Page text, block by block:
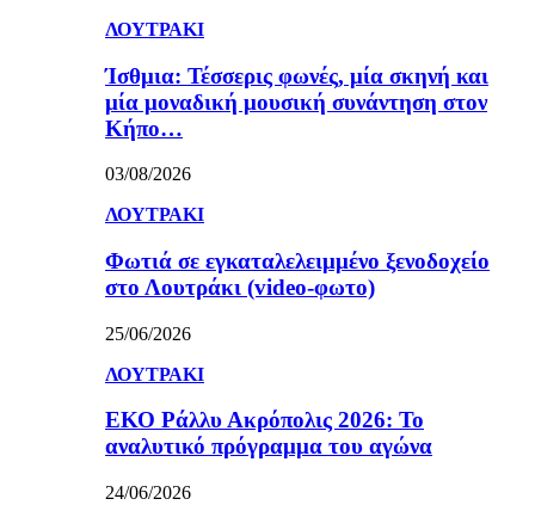
ΛΟΥΤΡΑΚΙ
Ίσθμια: Τέσσερις φωνές, μία σκηνή και
μία μοναδική μουσική συνάντηση στον
Κήπο…
03/08/2026
ΛΟΥΤΡΑΚΙ
Φωτιά σε εγκαταλελειμμένο ξενοδοχείο
στο Λουτράκι (video-φωτο)
25/06/2026
ΛΟΥΤΡΑΚΙ
ΕΚΟ Ράλλυ Ακρόπολις 2026: Το
αναλυτικό πρόγραμμα του αγώνα
24/06/2026